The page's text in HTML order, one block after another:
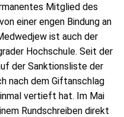
Mitglied des
einer engen Bindung an
ist auch der
Hochschule. Seit der
der Sanktionsliste der
nach dem Giftanschlag
vertieft hat. Im Mai
Rundschreiben direkt